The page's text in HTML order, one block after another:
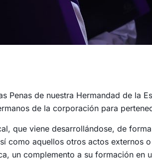
de nuestra Hermandad de la
de la corporación para
que viene desarrollándose, de
aquellos otros actos externos
un complemento a su formación en